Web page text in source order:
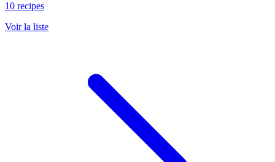
10 recipes
Voir la liste